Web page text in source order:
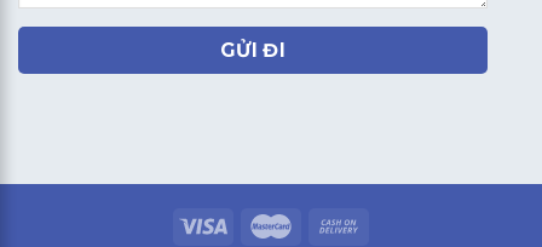
GỬI ĐI